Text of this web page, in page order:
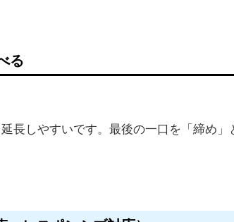
る
長しやすいです。最後の一口を「締め」